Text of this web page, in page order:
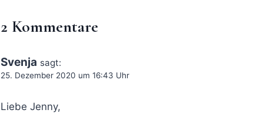
2 Kommentare
Svenja sagt:
25. Dezember 2020 um 16:43 Uhr
Liebe Jenny,